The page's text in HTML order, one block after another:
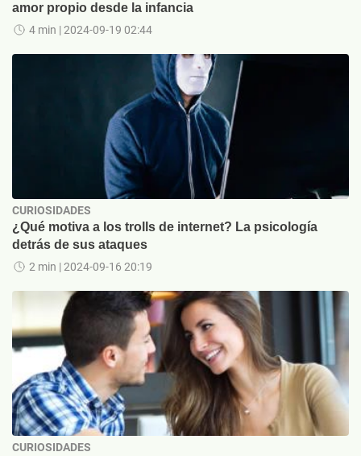
amor propio desde la infancia
4 min | 2024-09-19 02:44
CURIOSIDADES
¿Qué motiva a los trolls de internet? La psicología
detrás de sus ataques
2 min | 2024-09-16 20:19
CURIOSIDADES